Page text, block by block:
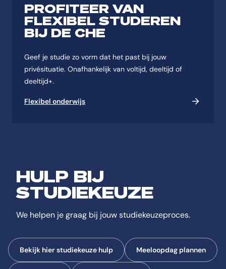
PROFITEER VAN
FLEXIBEL STUDEREN
BIJ DE CHE
Geef je studie zo vorm dat het past bij jouw
privésituatie. Onafhankelijk van voltijd, deeltijd of
deeltijd+.
Flexibel onderwijs
HULP BIJ
STUDIEKEUZE
We helpen je graag bij jouw studiekeuzeproces.
Bekijk hier studiekeuze hulp Meeloopdag plannen